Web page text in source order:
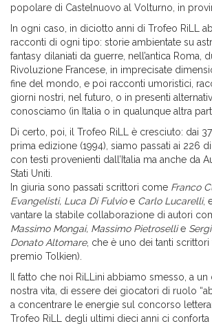
popolare di Castelnuovo al Volturno, in
In ogni caso, in diciotto anni di Trofeo RiLL
racconti di ogni tipo: storie ambientate su
fantasy dilaniati da guerre, nell’antica Roma,
Rivoluzione Francese, in imprecisate
fine del mondo, e poi racconti umoristici,
giorni nostri, nel futuro, o in presenti
conosciamo (in Italia o in qualunque altra
Di certo, poi, il Trofeo RiLL è cresciuto: dai
prima edizione (1994), siamo passati ai 226
con testi provenienti dall’Italia ma anche da
Stati Uniti.
In giuria sono passati scrittori come Franco
Evangelisti, Luca Di Fulvioe Carlo Lucarelli,
vantare la stabile collaborazione di autori
Massimo Mongai, Massimo Pietrosellie
Donato Altomare, che è uno dei tanti scrittori
premio Tolkien).
Il fatto che noi RiLLini abbiamo smesso, a
nostra vita, di essere dei giocatori di ruolo
a concentrare le energie sul concorso
Trofeo RiLL degli ultimi dieci anni ci conforta